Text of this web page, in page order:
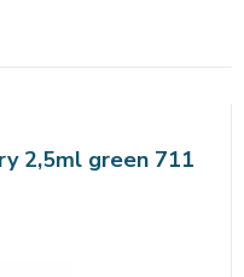
2,5ml green 711